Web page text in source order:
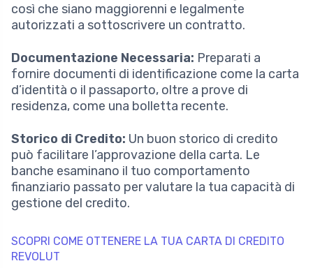
così che siano maggiorenni e legalmente
autorizzati a sottoscrivere un contratto.
Documentazione Necessaria: Preparati a
fornire documenti di identificazione come la carta
d’identità o il passaporto, oltre a prove di
residenza, come una bolletta recente.
Storico di Credito: Un buon storico di credito
può facilitare l’approvazione della carta. Le
banche esaminano il tuo comportamento
finanziario passato per valutare la tua capacità di
gestione del credito.
SCOPRI COME OTTENERE LA TUA CARTA DI CREDITO
REVOLUT